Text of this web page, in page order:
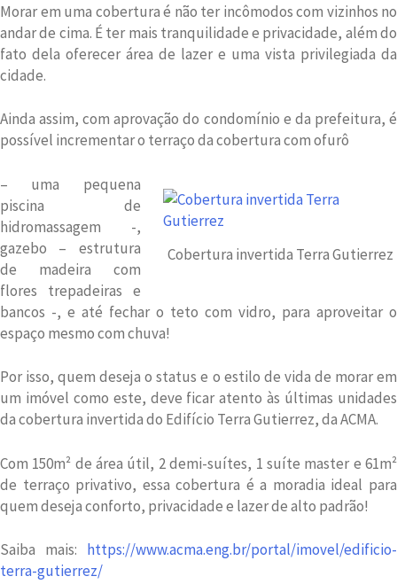
Morar em uma cobertura é não ter incômodos com vizinhos no
andar de cima. É ter mais tranquilidade e privacidade, além do
fato dela oferecer área de lazer e uma vista privilegiada da
cidade.
Ainda assim, com aprovação do condomínio e da prefeitura, é
possível incrementar o terraço da cobertura com ofurô
Cobertura invertida Terra Gutierrez
– uma pequena
piscina de
hidromassagem -,
gazebo – estrutura
de madeira com
flores trepadeiras e
bancos -, e até fechar o teto com vidro, para aproveitar o
espaço mesmo com chuva!
Por isso, quem deseja o status e o estilo de vida de morar em
um imóvel como este, deve ficar atento às últimas unidades
da cobertura invertida do Edifício Terra Gutierrez, da ACMA.
Com 150m² de área útil, 2 demi-suítes, 1 suíte master e 61m²
de terraço privativo, essa cobertura é a moradia ideal para
quem deseja conforto, privacidade e lazer de alto padrão!
Saiba mais: https://www.acma.eng.br/portal/imovel/edificio-
terra-gutierrez/